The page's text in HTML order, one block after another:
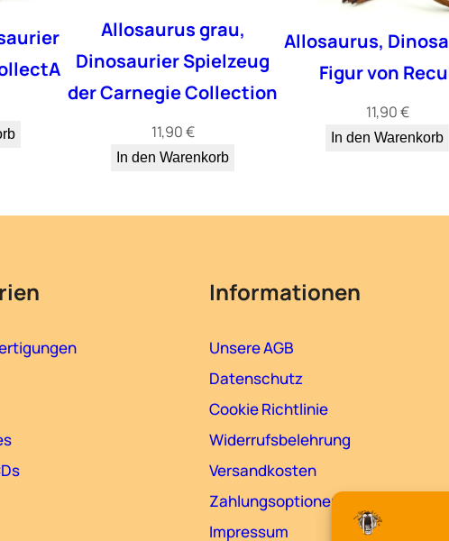
a
a
r
Allosaurus grau,
Dinosaurier Spielzeug
der Carnegie Collection
11,90€
In den Warenkorb
Allosaurus,
Figur von
11,90€
In den Warenkorb
Informationen
Unsere AGB
Datenschutz
Cookie Richtlinie
Widerrufsbelehrung
Versandkosten
Zahlungsoptionen
Impressum